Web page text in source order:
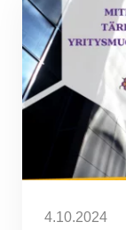
4.10.2024